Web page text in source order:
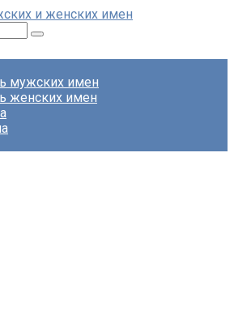
и женских имен
мужских имен
женских имен